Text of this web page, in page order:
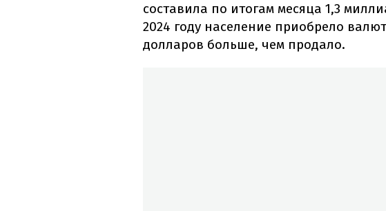
составила по итогам месяца 1,3
2024 году население приобрело
долларов больше, чем продало.